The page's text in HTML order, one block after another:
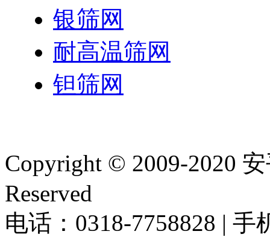
银筛网
耐高温筛网
钽筛网
Copyright © 2009-2020
Reserved
电话：0318-7758828 | 手